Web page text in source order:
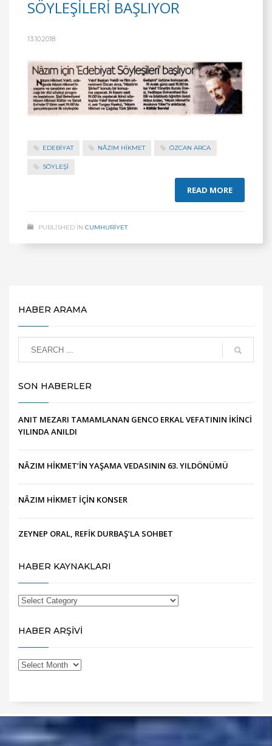
SÖYLEŞİLERİ BAŞLIYOR
13.10.2018
EDEBİYAT NÂZIM HIKMET ÖZCAN ARCA
SÖYLEŞİ
READ MORE
PUBLISHED IN CUMHURİYET
HABER ARAMA
SON HABERLER
ANIT MEZARI TAMAMLANAN GENCO ERKAL VEFATININ İKİNCİ
YILINDA ANILDI
NÂZIM HİKMET’İN YAŞAMA VEDASININ 63. YILDÖNÜMÜ
NÂZIM HİKMET İÇİN KONSER
ZEYNEP ORAL, REFİK DURBAŞ’LA SOHBET
HABER KAYNAKLARI
HABER ARŞİVİ